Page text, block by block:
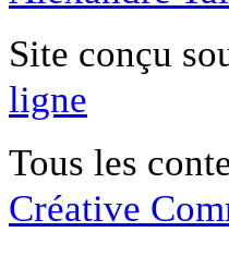
Site conçu
ligne
Tous les
Créative